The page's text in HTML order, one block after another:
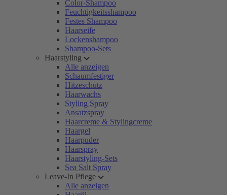
Color-Shampoo
Feuchtigkeitsshampoo
Festes Shampoo
Haarseife
Lockenshampoo
Shampoo-Sets
Haarstyling
Alle anzeigen
Schaumfestiger
Hitzeschutz
Haarwachs
Styling Spray
Ansatzspray
Haarcreme & Stylingcreme
Haargel
Haarpuder
Haarspray
Haarstyling-Sets
Sea Salt Spray
Leave-In Pflege
Alle anzeigen